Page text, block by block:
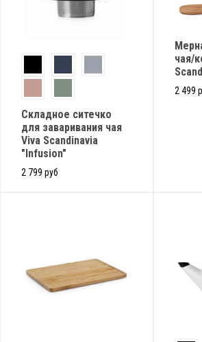
Складное ситечко
для заваривания чая
Viva Scandinavia
"Infusion"
2 799 руб
чая/
2 499